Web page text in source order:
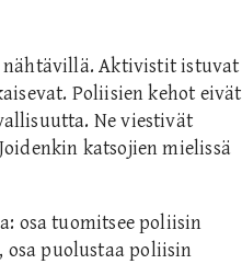
nähtävillä. Aktivistit istuvat
Poliisien kehot eivät
Ne viestivät
katsojien mielissä
osa tuomitsee poliisin
osa puolustaa poliisin